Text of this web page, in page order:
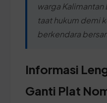
warga Kalimantan
taat hukum demi
berkendara
Informasi
Ganti Plat